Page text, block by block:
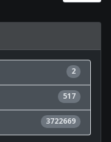
2
517
3722669